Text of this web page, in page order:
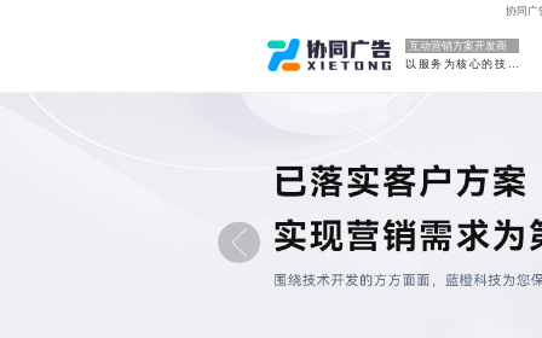
协同广
互动营销方案开发商
以服务为核心的技术型